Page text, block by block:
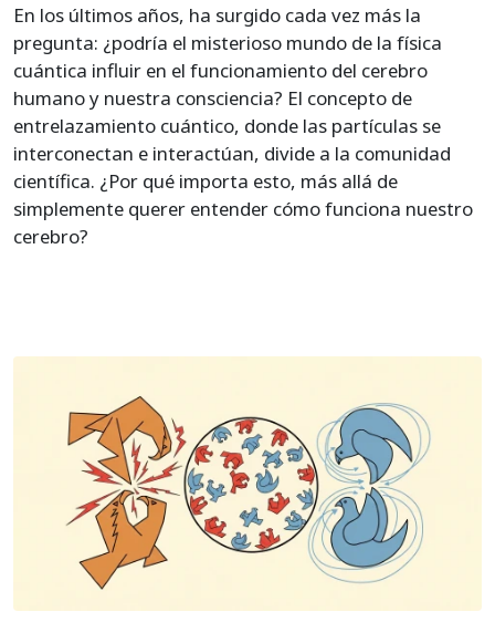
En los últimos años, ha surgido cada vez más la
pregunta: ¿podría el misterioso mundo de la física
cuántica influir en el funcionamiento del cerebro
humano y nuestra consciencia? El concepto de
entrelazamiento cuántico, donde las partículas se
interconectan e interactúan, divide a la comunidad
científica. ¿Por qué importa esto, más allá de
simplemente querer entender cómo funciona nuestro
cerebro?